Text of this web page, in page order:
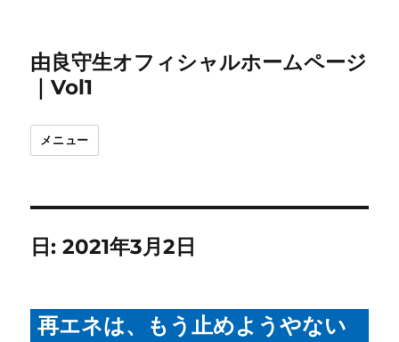
由良守生オフィシャルホームページ
｜Vol1
メニュー
日:2021年3月2日
再エネは、もう止めようやない